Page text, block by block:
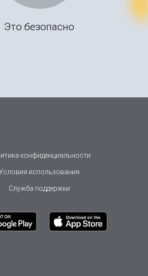
Это безопасно
конфиденциальности
использования
Служба поддержки